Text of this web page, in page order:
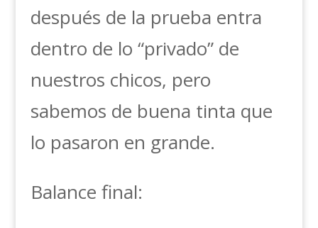
después de la prueba entra
dentro de lo “privado” de
nuestros chicos, pero
sabemos de buena tinta que
lo pasaron en grande.
Balance final: